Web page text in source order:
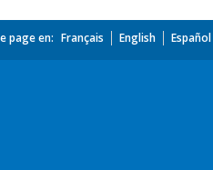
page en: Français English Español